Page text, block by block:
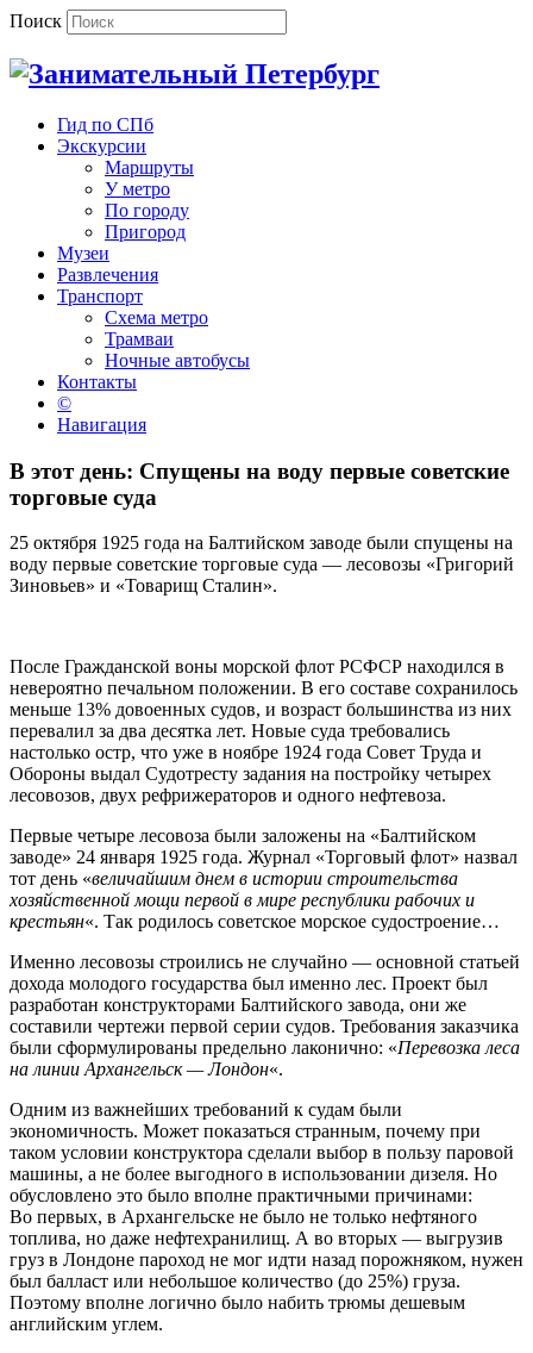
Поиск
Гид по СПб
Экскурсии
Маршруты
У метро
По городу
Пригород
Музеи
Развлечения
Транспорт
Схема метро
Трамваи
Ночные автобусы
Контакты
©
Навигация
В этот день: Спущены на воду первые советские
торговые суда
25 октября 1925 года на Балтийском заводе были спущены на
воду первые советские торговые суда — лесовозы «Григорий
Зиновьев» и «Товарищ Сталин».
После Гражданской воны морской флот РСФСР находился в
невероятно печальном положении. В его составе сохранилось
меньше 13% довоенных судов, и возраст большинства из них
перевалил за два десятка лет. Новые суда требовались
настолько остр, что уже в ноябре 1924 года Совет Труда и
Обороны выдал Судотресту задания на постройку четырех
лесовозов, двух рефрижераторов и одного нефтевоза.
Первые четыре лесовоза были заложены на «Балтийском
заводе» 24 января 1925 года. Журнал «Торговый флот» назвал
тот день «величайшим днем в истории строительства
хозяйственной мощи первой в мире республики рабочих и
крестьян«. Так родилось советское морское судостроение…
Именно лесовозы строились не случайно — основной статьей
дохода молодого государства был именно лес. Проект был
разработан конструкторами Балтийского завода, они же
составили чертежи первой серии судов. Требования заказчика
были сформулированы предельно лаконично: «Перевозка леса
на линии Архангельск — Лондон«.
Одним из важнейших требований к судам были
экономичность. Может показаться странным, почему при
таком условии конструктора сделали выбор в пользу паровой
машины, а не более выгодного в использовании дизеля. Но
обусловлено это было вполне практичными причинами:
Во первых, в Архангельске не было не только нефтяного
топлива, но даже нефтехранилищ. А во вторых — выгрузив
груз в Лондоне пароход не мог идти назад порожняком, нужен
был балласт или небольшое количество (до 25%) груза.
Поэтому вполне логично было набить трюмы дешевым
английским углем.